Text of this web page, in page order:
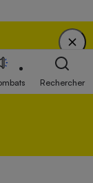
des
et des
Rechercher